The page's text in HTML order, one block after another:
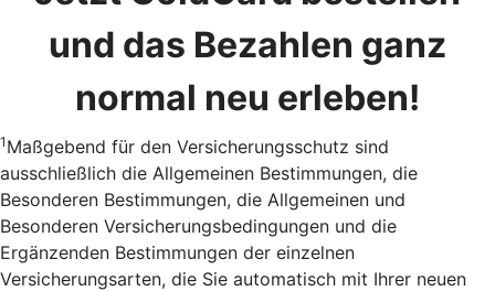
und das Bezahlen ganz
normal neu erleben!
1 Maßgebend für den Versicherungsschutz sind
ausschließlich die Allgemeinen Bestimmungen, die
Besonderen Bestimmungen, die Allgemeinen und
Besonderen Versicherungsbedingungen und die
Ergänzenden Bestimmungen der einzelnen
Versicherungsarten, die Sie automatisch mit Ihrer neuen